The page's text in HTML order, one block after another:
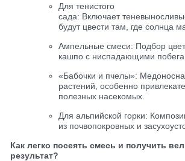
Для тенистого
сада: Включает
будут цвести там, где солнца
Ампельные смеси: Подбор
кашпо с ниспадающими
«Бабочки и пчелы»:
растений, особенно
полезных насекомых.
Для альпийской горки:
из почвопокровных и
Как легко посеять смесь и получить
результат?